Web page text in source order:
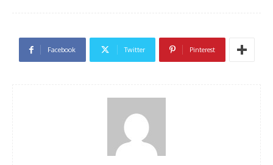
Facebook Twitter Pinterest